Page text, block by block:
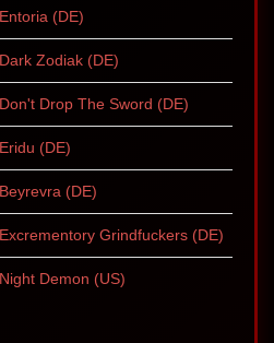
Entoria (DE)
Dark Zodiak (DE)
Don't Drop The Sword (DE)
Eridu (DE)
Beyrevra (DE)
Excrementory Grindfuckers (DE)
Night Demon (US)